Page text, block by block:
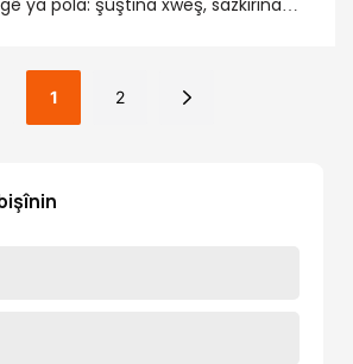
metalî ya sê beşan e, ku dikare
kêlekê were saz kirin an jî têxe
kêleka berxê. Sazkirin nisbeten sade
1 2